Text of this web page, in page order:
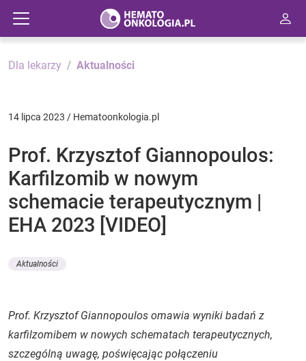
Dla lekarzy Aktualności
14 lipca 2023 / Hematoonkologia.pl
Prof. Krzysztof Giannopoulos:
Karfilzomib w nowym
schemacie terapeutycznym |
EHA 2023 [VIDEO]
Aktualności
Prof. Krzysztof Giannopoulos omawia wyniki badań z
karfilzomibem w nowych schematach terapeutycznych,
szczególną uwagę, poświęcając połączeniu